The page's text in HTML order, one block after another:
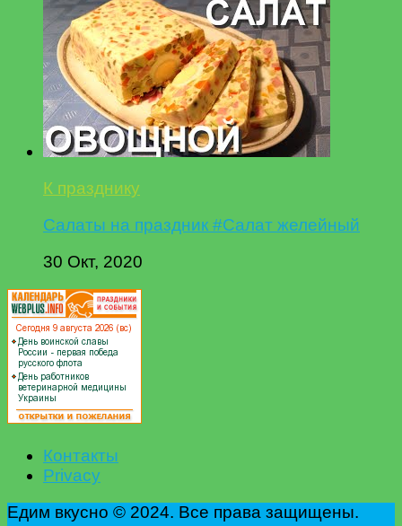
К празднику
Салаты на праздник #Салат желейный
30 Окт, 2020
Контакты
Privacy
Едим вкусно © 2024. Все права защищены.